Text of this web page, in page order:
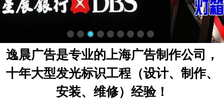
逸晨广告是专业的上海广告制作公司，
十年大型发光标识工程（设计、制作、
安装、维修）经验！